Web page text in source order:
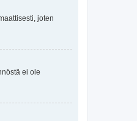
joten
ei ole